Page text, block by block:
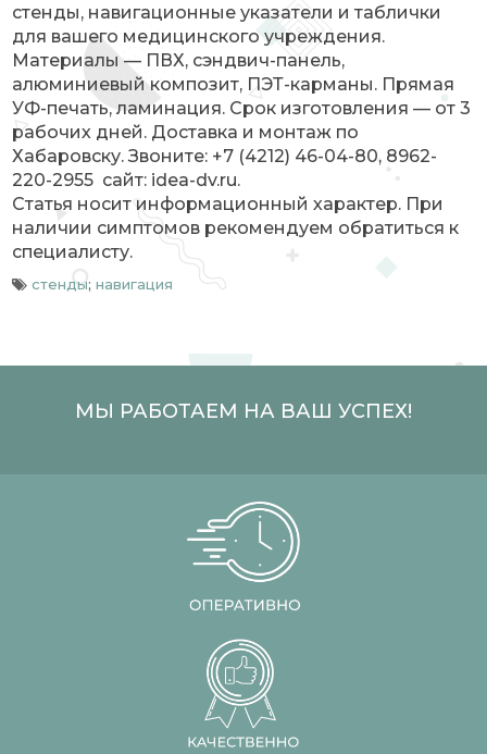
стенды, навигационные указатели и таблички
для вашего медицинского учреждения.
Материалы — ПВХ, сэндвич-панель,
алюминиевый композит, ПЭТ-карманы. Прямая
УФ-печать, ламинация. Срок изготовления — от 3
рабочих дней. Доставка и монтаж по
Хабаровску. Звоните: +7 (4212) 46-04-80, 8962-
220-2955 сайт: idea-dv.ru.
Статья носит информационный характер. При
наличии симптомов рекомендуем обратиться к
специалисту.
стенды;навигация
МЫ РАБОТАЕМ НА ВАШ УСПЕХ!